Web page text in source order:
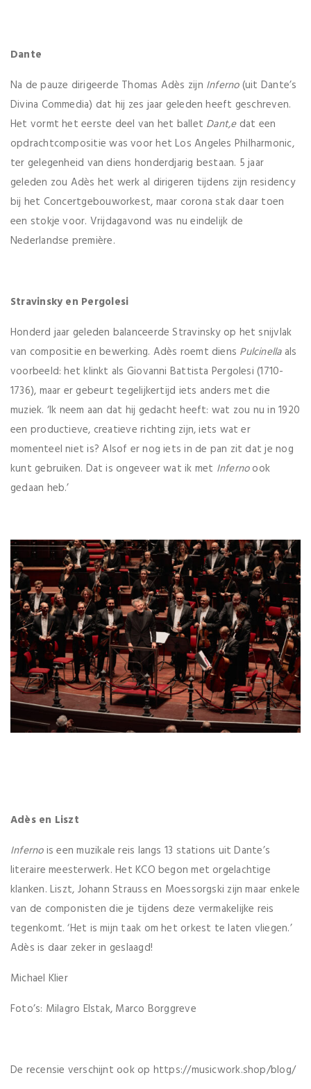
Dante
Na de pauze dirigeerde Thomas Adès zijn Inferno(uit Dante’s
Divina Commedia) dat hij zes jaar geleden heeft geschreven.
Het vormt het eerste deel van het ballet Dant,edat een
opdrachtcompositie was voor het Los Angeles Philharmonic,
ter gelegenheid van diens honderdjarig bestaan. 5 jaar
geleden zou Adès het werk al dirigeren tijdens zijn residency
bij het Concertgebouw­orkest, maar corona stak daar toen
een stokje voor. Vrijdagavond was nu eindelijk de
Nederlandse première.
Stravinsky en Pergolesi
Honderd jaar geleden balanceerde Stravinsky op het snijvlak
van compositie en bewerking. Adès roemt diens Pulcinellaals
voorbeeld: het klinkt als Giovanni Battista Pergolesi (1710-
1736), maar er gebeurt tegelijkertijd iets anders met die
muziek. ‘Ik neem aan dat hij gedacht heeft: wat zou nu in 1920
een productieve, creatieve richting zijn, iets wat er
momenteel niet is? Alsof er nog iets in de pan zit dat je nog
kunt gebruiken. Dat is ongeveer wat ik met Infernoook
gedaan heb.’
Adès en Liszt
Infernois een muzikale reis langs 13 stations uit Dante’s
literaire meesterwerk. Het KCO begon met orgelachtige
klanken. Liszt, Johann Strauss en Moessorgski zijn maar enkele
van de componisten die je tijdens deze vermakelijke reis
tegenkomt. ‘Het is mijn taak om het orkest te laten vliegen.’
Adès is daar zeker in geslaagd!
Michael Klier
Foto’s: Milagro Elstak, Marco Borggreve
De recensie verschijnt ook op https://musicwork.shop/blog/